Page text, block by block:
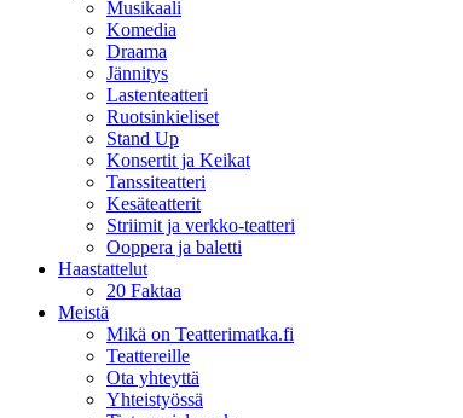
Musikaali
Komedia
Draama
Jännitys
Lastenteatteri
Ruotsinkieliset
Stand Up
Konsertit ja Keikat
Tanssiteatteri
Kesäteatterit
Striimit ja verkko-teatteri
Ooppera ja baletti
Haastattelut
20 Faktaa
Meistä
Mikä on Teatterimatka.fi
Teattereille
Ota yhteyttä
Yhteistyössä